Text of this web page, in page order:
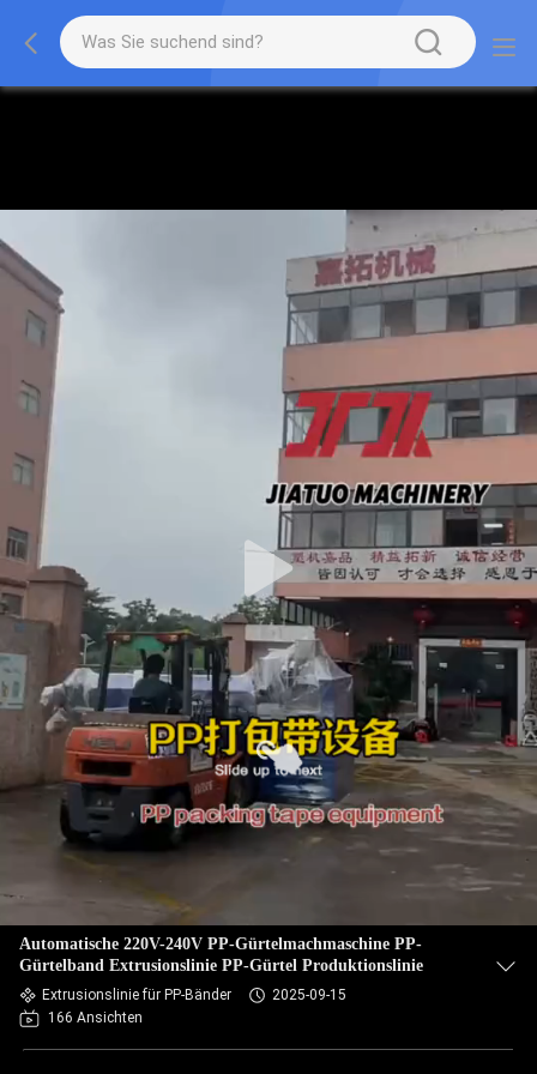
Automatische 220V-240V PP-Gürtelmachmaschine PP-
Gürtelband Extrusionslinie PP-Gürtel Produktionslinie
Extrusionslinie für PP-Bänder
2025-09-15
166 Ansichten